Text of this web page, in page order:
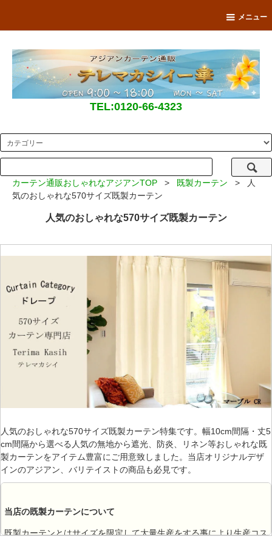
メニュー
TEL:0120-66-4323
カーテン通販おしゃれなアジアンTOP > 既製カーテン > 人
気のおしゃれな570サイズ既製カーテン
人気のおしゃれな570サイズ既製カーテン
人気のおしゃれな570サイズ既製カーテン特集です。幅10cm間隔・丈5
cm間隔から選べる人気の無地から遮光、防炎、リネン等おしゃれな既
製カーテンをアイテム豊富にご用意致しました。当店オリジナルデザ
インのアジアン、バリテイストの商品も必見です。
当店の既製カーテンについて
既製カーテンとはサイズを限定して大量生産をする事により生産コス